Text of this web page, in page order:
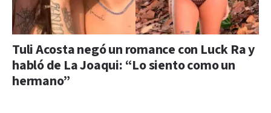
Tuli Acosta negó un romance con Luck Ra y
habló de La Joaqui: “Lo siento como un
hermano”